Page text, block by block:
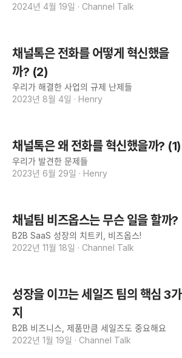
2024년 4월 19일 · Channel Talk
채널톡은 전화를 어떻게 혁신했을
까? (2)
우리가 해결한 사업의 규제 난제들
2023년 8월 4일 · Henry
채널톡은 왜 전화를 혁신했을까? (1)
우리가 발견한 문제들
2023년 6월 29일 · Henry
채널팀 비즈옵스는 무슨 일을 할까?
B2B SaaS 성장의 치트키, 비즈옵스!
2022년 11월 18일 · Channel Talk
성장을 이끄는 세일즈 팀의 핵심 3가
지
B2B 비즈니스, 제품만큼 세일즈도 중요해요
2022년 1월 19일 · Channel Talk